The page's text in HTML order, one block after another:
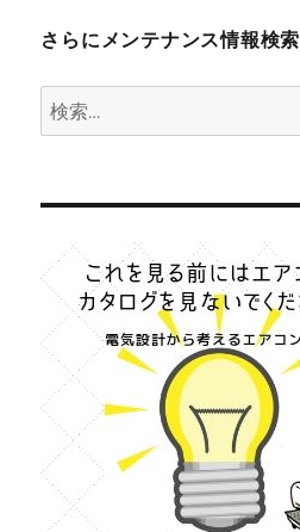
さらにメンテナンス情報検索
検
索: